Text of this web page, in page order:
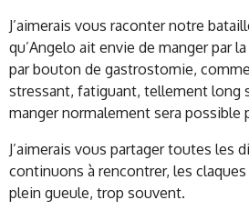
J’aimerais vous raconter notre
qu’Angelo ait envie de manger par
par bouton de gastrostomie,
stressant, fatiguant, tellement long
manger normalement sera possible
J’aimerais vous partager toutes les
continuons à rencontrer, les
plein gueule, trop souvent.